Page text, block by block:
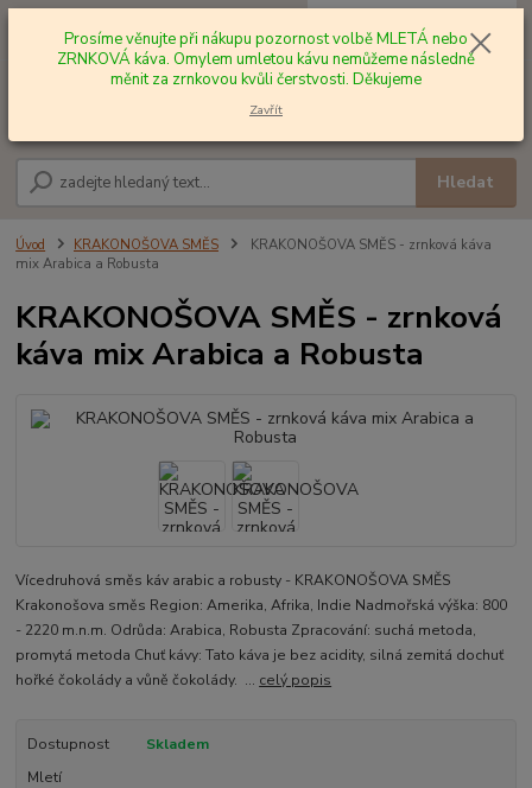
Hledat
+420 602 577 209 za0,00 Kč
Úvod KRAKONOŠOVA SMĚS
KRAKONOŠOVA SMĚS - zrnková káva
mix Arabica a Robusta
KRAKONOŠOVA SMĚS - zrnková
káva mix Arabica a Robusta
Vícedruhová směs káv arabic a robusty - KRAKONOŠOVA SMĚS
Krakonošova směs Region: Amerika, Afrika, Indie Nadmořská výška: 800
- 2220 m.n.m. Odrůda: Arabica, Robusta Zpracování: suchá metoda,
promytá metoda Chuť kávy: Tato káva je bez acidity, silná zemitá dochuť
hořké čokolády a vůně čokolády. ... celý popis
Dostupnost
Skladem
Mletí
Prosíme věnujte při nákupu pozornost volbě MLETÁ nebo
ZRNKOVÁ káva. Omylem umletou kávu nemůžeme následně
měnit za zrnkovou kvůli čerstvosti. Děkujeme
Zavřít